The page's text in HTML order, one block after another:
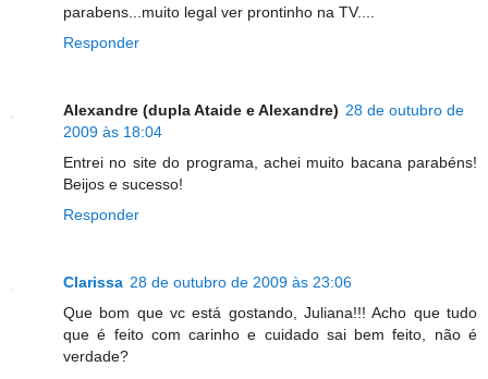
parabens...muito legal ver prontinho na TV....
Responder
Alexandre (dupla Ataide e Alexandre) 28 de outubro de
2009 às 18:04
Entrei no site do programa, achei muito bacana parabéns!
Beijos e sucesso!
Responder
Clarissa 28 de outubro de 2009 às 23:06
Que bom que vc está gostando, Juliana!!! Acho que tudo
que é feito com carinho e cuidado sai bem feito, não é
verdade?